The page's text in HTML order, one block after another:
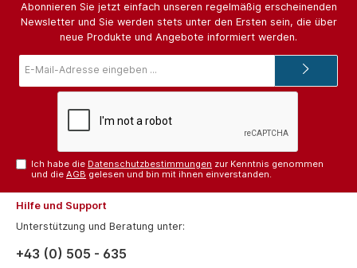
Abonnieren Sie jetzt einfach unseren regelmäßig erscheinenden
Newsletter und Sie werden stets unter den Ersten sein, die über
neue Produkte und Angebote informiert werden.
Mail-
Ich habe die Datenschutzbestimmungen zur Kenntnis genommen
und dieAGB gelesen und bin mit ihnen einverstanden.
Hilfe und Support
Unterstützung und Beratung unter:
+43 (0) 505 - 635